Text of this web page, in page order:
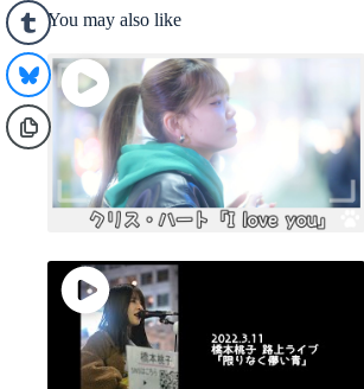
You may also like